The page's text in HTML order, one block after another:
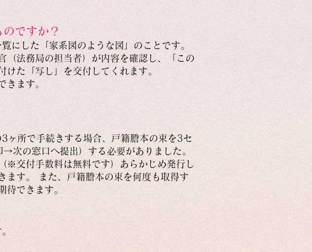
ですか？
にした「家系図のような図」のことです。
（法務局の担当者）が内容を確認し、「この
た「写し」を交付してくれます。
きます。
ヶ所で手続きする場合、戸籍謄本の束を3セ
の窓口へ提出）する必要がありました。
※交付手数料は無料です）あらかじめ発行し
ます。 また、戸籍謄本の束を何度も取得す
待できます。